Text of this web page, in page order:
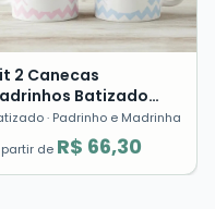
2 Canecas
Batizado
Lembrança
Presente Dindo Dinda
· Padrinho e Madrinha
de R$ 66,30